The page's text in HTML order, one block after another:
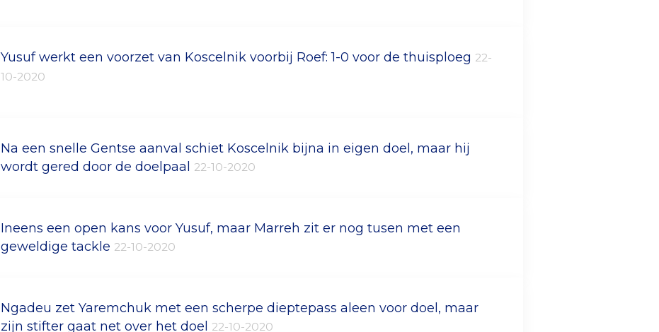
Yusuf werkt een voorzet van Koscelnik voorbij Roef: 1-0 voor de thuisploeg 22-
10-2020
Na een snelle Gentse aanval schiet Koscelnik bijna in eigen doel, maar hij
wordt gered door de doelpaal
22-10-2020
Ineens een open kans voor Yusuf, maar Marreh zit er nog tusen met een
geweldige tackle 22-10-2020
Ngadeu zet Yaremchuk met een scherpe dieptepass aleen voor doel, maar
zijn stifter gaat net over het doel
22-10-2020